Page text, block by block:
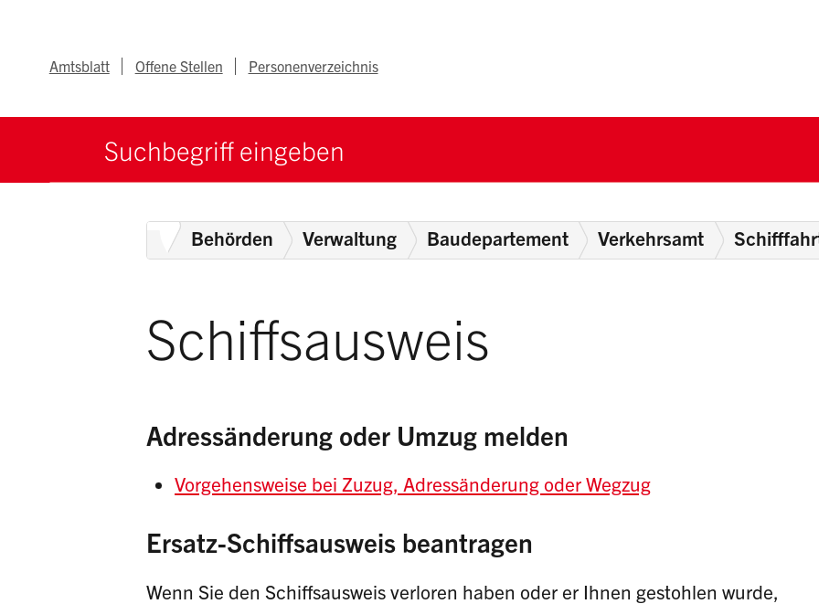
Metanav
Amtsblatt Offene Stellen Personenverzeichnis
Suchbegriff
HomeBehörden Verwaltung Baudepartement Verkehrsamt
Schiffsausweis
Adressänderung oder Umzug melden
Vorgehensweise bei Zuzug, Adressänderung oder Wegzug
Ersatz-Schiffsausweis beantragen
Wenn Sie den Schiffsausweis verloren haben oder er Ihnen gestohlen wurde,